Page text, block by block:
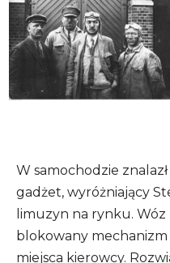
W samochodzie
gadżet, wyróżniający
limuzyn na rynku.
blokowany mechanizm
miejsca kierowcy.